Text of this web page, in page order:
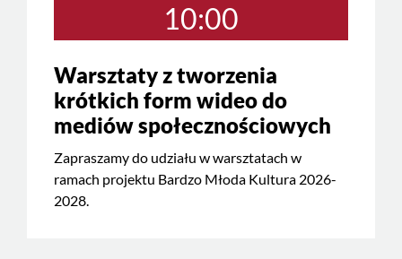
10:00
Warsztaty z tworzenia
krótkich form wideo do
mediów społecznościowych
Zapraszamy do udziału w warsztatach w
ramach projektu Bardzo Młoda Kultura 2026-
2028.